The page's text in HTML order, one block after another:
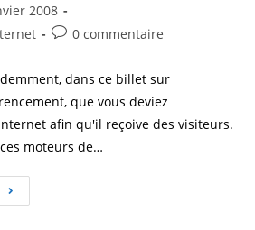
2008
Post0 commentaire
dans ce billet sur
que vous deviez
afin qu'il reçoive des visiteurs.
moteurs de…
Les
META